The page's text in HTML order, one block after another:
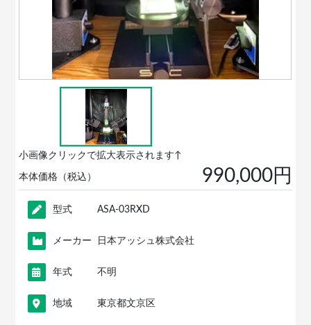
小画像クリックで拡大表示されます↑
本体価格（税込） 990,000円
型式 ASA-03RXD
メーカー 日本アッシュ株式会社
年式 不明
地域 東京都文京区